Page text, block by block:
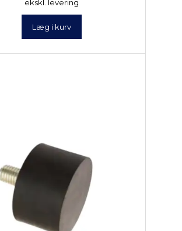
ekskl. levering
Læg i kurv